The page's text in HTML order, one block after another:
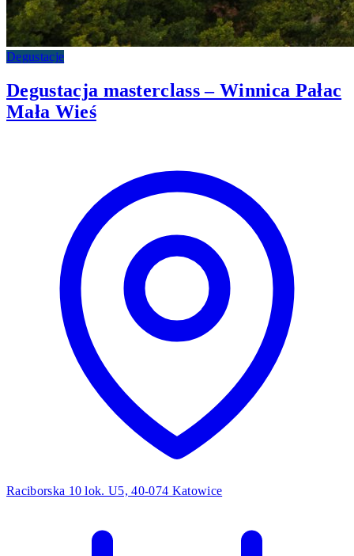
Degustacje
Degustacja masterclass – Winnica Pałac
Mała Wieś
Raciborska 10 lok. U5, 40-074 Katowice